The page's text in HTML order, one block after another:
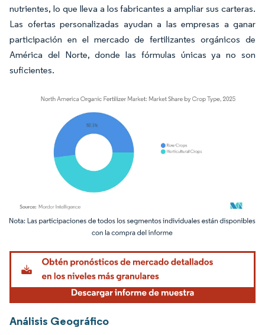
nutrientes, lo que lleva a los fabricantes a ampliar sus carteras.
Las ofertas personalizadas ayudan a las empresas a ganar
participación en el mercado de fertilizantes orgánicos de
América del Norte, donde las fórmulas únicas ya no son
suficientes.
Imagen © Mordor Intelligence. El uso requiere atribución según CC BY 4.0.
Análisis Geográfico